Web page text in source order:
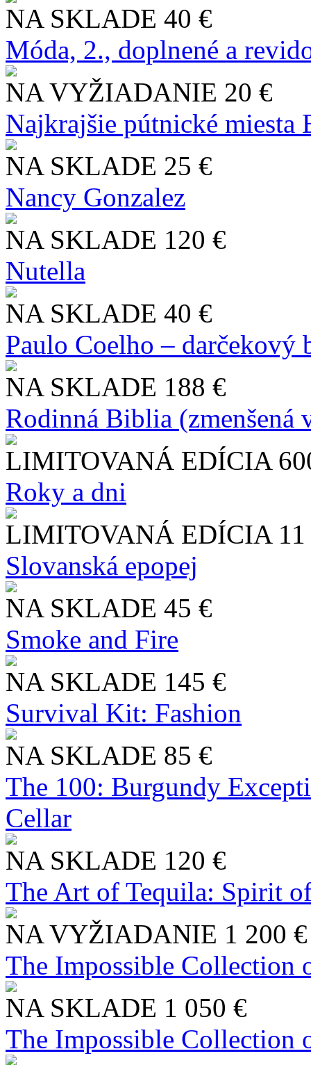
NA SKLADE 40 €
Móda, 2., doplnené a
NA VYŽIADANIE 20 €
Najkrajšie pútnické miesta
NA SKLADE 25 €
Nancy Gonzalez
NA SKLADE 120 €
Nutella
NA SKLADE 40 €
Paulo Coelho – darčekový
NA SKLADE 188 €
Rodinná Biblia (zmenšená
LIMITOVANÁ EDÍCIA
Roky a dni
LIMITOVANÁ EDÍCIA
Slo​vanská epopej
NA SKLADE 45 €
Smoke and Fire
NA SKLADE 145 €
Survival Kit: Fashion
NA SKLADE 85 €
The 100: Burgundy
Cellar
NA SKLADE 120 €
The Art of Tequila: Spirit
NA VYŽIADANIE 1 200 €
The Impossible Collection
NA SKLADE 1 050 €
The Impossible Collection